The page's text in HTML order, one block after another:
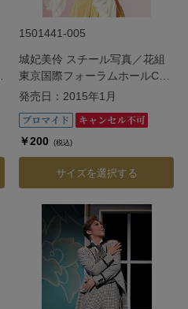
1501441-005
城妃美伶 スチール写真／花組
東京国際フォーラムホールC公
演『Ernest in Love』
発売日：2015年1月
￥200 (税込)
サイズを選択する